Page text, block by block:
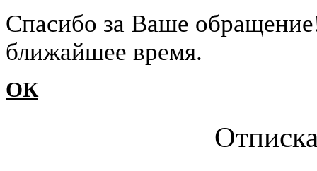
Cпасибо за Ваше
ближайшее время.
ОК